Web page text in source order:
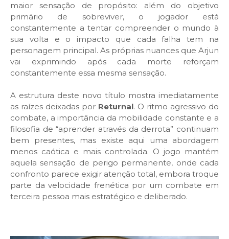
maior sensação de propósito: além do objetivo
primário de sobreviver, o jogador está
constantemente a tentar compreender o mundo à
sua volta e o impacto que cada falha tem na
personagem principal. As próprias nuances que Arjun
vai exprimindo após cada morte reforçam
constantemente essa mesma sensação.
A estrutura deste novo título mostra imediatamente
as raízes deixadas por Returnal. O ritmo agressivo do
combate, a importância da mobilidade constante e a
filosofia de “aprender através da derrota” continuam
bem presentes, mas existe aqui uma abordagem
menos caótica e mais controlada. O jogo mantém
aquela sensação de perigo permanente, onde cada
confronto parece exigir atenção total, embora troque
parte da velocidade frenética por um combate em
terceira pessoa mais estratégico e deliberado.